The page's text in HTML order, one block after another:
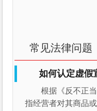
常见法律问题
如何认定虚假
根据《反不正
指经营者对其商品